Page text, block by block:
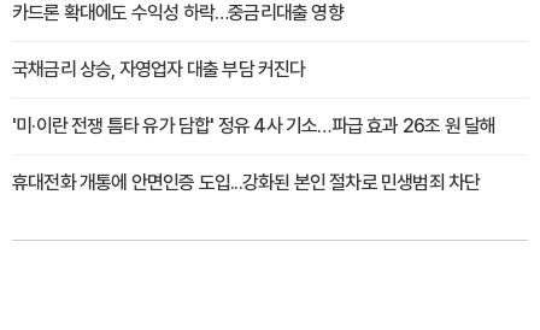
카드론 확대에도 수익성 하락…중금리대출 영향
국채금리 상승, 자영업자 대출 부담 커진다
'미·이란 전쟁 틈타 유가 담합' 정유 4사 기소…파급 효과 26조 원 달해
휴대전화 개통에 안면인증 도입...강화된 본인 절차로 민생범죄 차단